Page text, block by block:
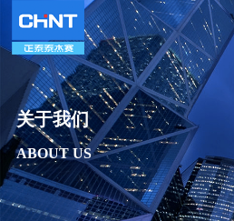
关于我们
ABOUT US